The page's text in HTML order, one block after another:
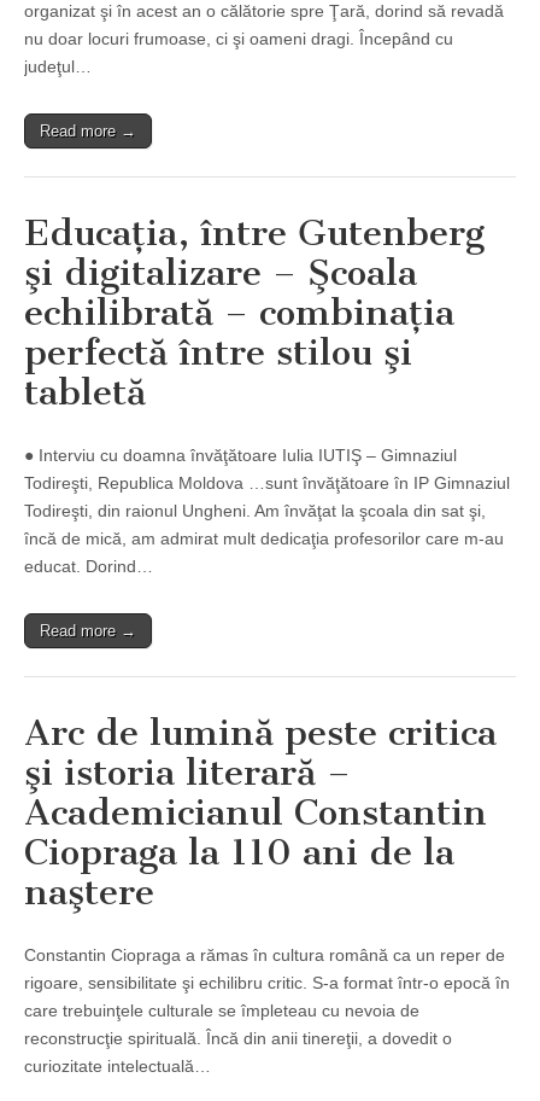
organizat şi în acest an o călătorie spre Ţară, dorind să revadă
nu doar locuri frumoase, ci şi oameni dragi. Începând cu
judeţul…
Read more →
Educaţia, între Gutenberg
şi digitalizare – Şcoala
echilibrată – combinaţia
perfectă între stilou şi
tabletă
● Interviu cu doamna învăţătoare Iulia IUTIŞ – Gimnaziul
Todireşti, Republica Moldova …sunt învăţătoare în IP Gimnaziul
Todireşti, din raionul Ungheni. Am învăţat la şcoala din sat şi,
încă de mică, am admirat mult dedicaţia profesorilor care m-au
educat. Dorind…
Read more →
Arc de lumină peste critica
şi istoria literară –
Academicianul Constantin
Ciopraga la 110 ani de la
naştere
Constantin Ciopraga a rămas în cultura română ca un reper de
rigoare, sensibilitate şi echilibru critic. S-a format într-o epocă în
care trebuinţele culturale se împleteau cu nevoia de
reconstrucţie spirituală. Încă din anii tinereţii, a dovedit o
curiozitate intelectuală…